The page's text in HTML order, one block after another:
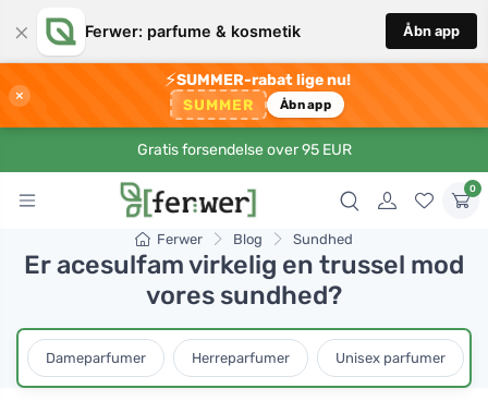
× Ferwer: parfume & kosmetik Åbn app
×
⚡SUMMER-rabat lige nu!
SUMMER Åbn app
Gratis forsendelse over 95 EUR
0
Ferwer Blog Sundhed
Er acesulfam virkelig en trussel mod
vores sundhed?
Dameparfumer Herreparfumer Unisex parfumer